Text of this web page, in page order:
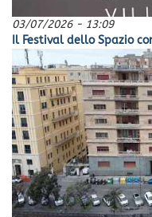
03/07/2026 - 13:09
Il Festival dello Spazio